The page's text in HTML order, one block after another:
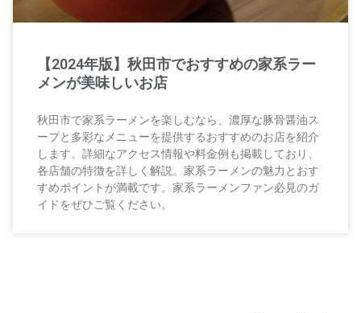
【2024年版】秋田市でおすすめの家系ラー
メンが美味しいお店
秋田市で家系ラーメンを楽しむなら、濃厚な豚骨醤油ス
ープと多彩なメニューを提供するおすすめのお店を紹介
します。詳細なアクセス情報や料金例も掲載しており、
各店舗の特徴を詳しく解説。家系ラーメンの魅力とおす
すめポイントが満載です。家系ラーメンファン必見のガ
イドをぜひご覧ください。